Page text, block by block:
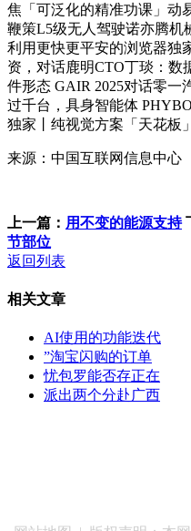
焦「可泛化的精准功课」动
鞭策L5级无人驾驶诺亦腾机
利用更快更平安的浏览器独
资，对话鹿明CTO丁琰：数
件形态 GAIR 2025对话零一
过千台，具身智能体
独家丨纯视觉方案「天花板
来源：中国互联网信息中心
上一篇： 用不变的能源支持
节部位
返回列表
相关文章
AI使用的功能迭代
”淘宝闪购的订单
忧包罗能否存正在
派出两个分赴广西